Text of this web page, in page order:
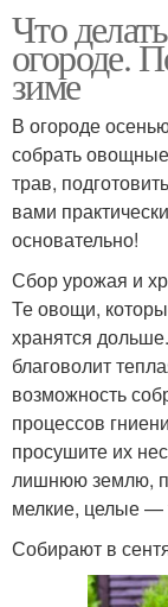
Что
огороде.
зиме
В огороде
собрать овощные
трав,
вами
основательно!
Сбор урожая и
Те овощи,
хранятся
благоволит
возможность
процессов
просушите их
лишнюю землю,
мелкие, целые
Собирают в